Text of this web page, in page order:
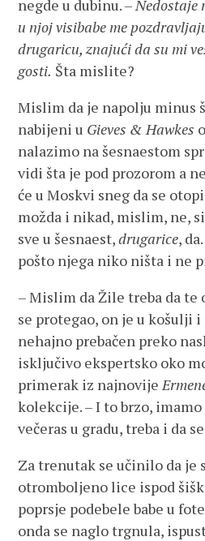
negde u dubinu. –Nedostaje
u njoj visibabe me
drugaricu, znajući da su mi
gosti. Šta mislite?
Mislim da je napolju minus
nabijeni u Gieves & Hawkes
nalazimo na šesnaestom
vidi šta je pod prozorom a
će u Moskvi sneg da se
možda i nikad, mislim, ne,
sve u šesnaest,drugarice,
pošto njega niko ništa i ne
– Mislim da Žile treba da te
se protegao, on je u košulji
nehajno prebačen preko
isključivo ekspertsko oko
primerak iz najnovije
kolekcije. – I to brzo,
večeras u gradu, treba i da
Za trenutak se učinilo da je
otromboljeno lice ispod
poprsje podebele babe u
onda se naglo trgnula,